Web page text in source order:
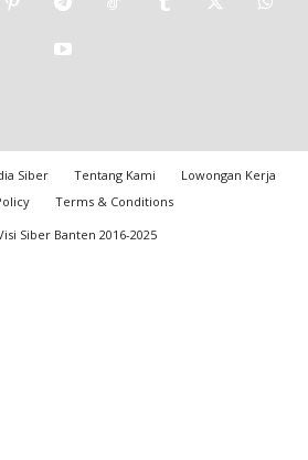
Siber Tentang Kami
Lowongan Kerja
Terms & Conditions
Siber Banten 2016-2025